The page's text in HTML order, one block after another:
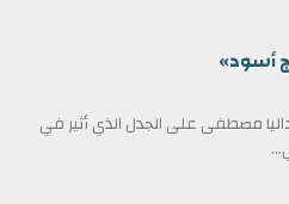
أسود»
مصطفى على الجدل الذي أثير في